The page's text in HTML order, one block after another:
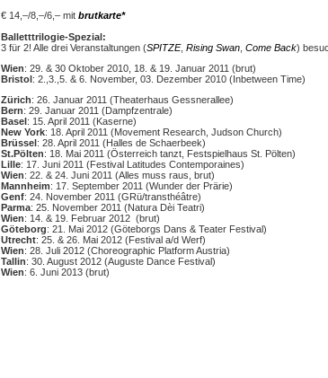
€ 14,–/8,–/6,– mit brutkarte*
Balletttrilogie-Spezial:
3 für 2! Alle drei Veranstaltungen (SPITZE, Rising Swan Come Back)
Wien: 29. & 30 Oktober 2010, 18. & 19. Januar 2011 (brut)
Bristol: 2.,3.,5. & 6. November, 03. Dezember 2010 (Inbetween Time)
Zürich: 26. Januar 2011 (Theaterhaus Gessnerallee)
Bern: 29. Januar 2011 (Dampfzentrale)
Basel: 15. April 2011 (Kaserne)
New York: 18. April 2011 (Movement Research, Judson Church)
Brüssel: 28. April 2011 (Halles de Schaerbeek)
St.Pölten: 18. Mai 2011 (Österreich tanzt, Festspielhaus St. Pölten)
Lille: 17. Juni 2011 (Festival Latitudes Contemporaines)
Wien: 22. & 24. Juni 2011 (Alles muss raus, brut)
Mannheim: 17. September 2011 (Wunder der Prärie)
Genf: 24. November 2011 (GRü/transthéâtre)
Parma: 25. November 2011 (Natura Dèi Teatri)
Wien: 14. & 19. Februar 2012 (brut)
Göteborg: 21. Mai 2012 (Göteborgs Dans & Teater Festival)
Utrecht: 25. & 26. Mai 2012 (Festival a/d Werf)
Wien: 28. Juli 2012 (Choreographic Platform Austria)
Tallin: 30. August 2012 (Auguste Dance Festival)
Wien: 6. Juni 2013 (brut)